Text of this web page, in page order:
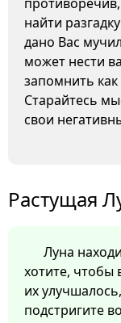
найти
дано Вас
может нести
запомнить
Старайтесь
свои
Растущая
Луна
хотите, чтобы
их
подстригите